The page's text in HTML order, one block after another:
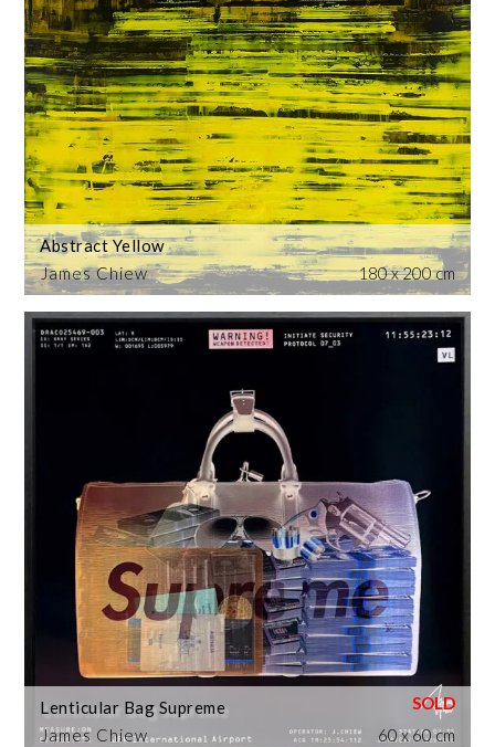
James Chiew
Abstract Yellow
180 x 200 cm
James Chiew
Lenticular Bag Supreme
60 x 60 cm